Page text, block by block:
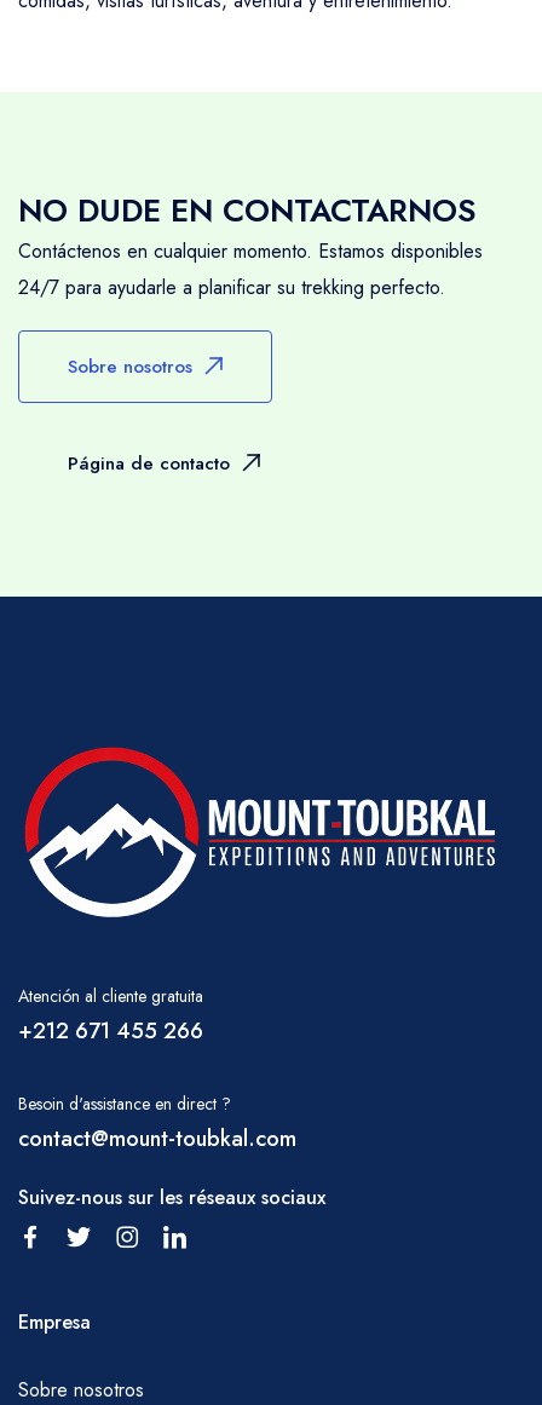
NO DUDE EN CONTACTARNOS
Contáctenos en cualquier momento. Estamos disponibles
24/7 para ayudarle a planificar su trekking perfecto.
Sobre nosotros
Página de contacto
Atención al cliente gratuita
+212 671 455 266
Besoin d'assistance en direct ?
contact@mount-toubkal.com
Suivez-nous sur les réseaux sociaux
Empresa
Sobre nosotros